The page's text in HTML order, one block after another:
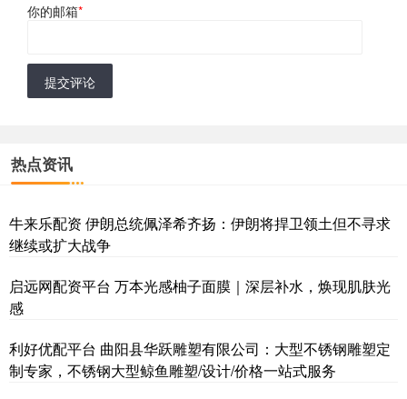
你的邮箱*
提交评论
热点资讯
牛来乐配资 伊朗总统佩泽希齐扬：伊朗将捍卫领土但不寻求
继续或扩大战争
启远网配资平台 万本光感柚子面膜｜深层补水，焕现肌肤光
感
利好优配平台 曲阳县华跃雕塑有限公司：大型不锈钢雕塑定
制专家，不锈钢大型鲸鱼雕塑/设计/价格一站式服务